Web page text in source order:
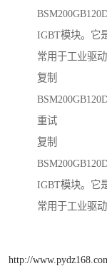
IGBT模块。它
常用于工业驱
复制
重试
复制
IGBT模块。它
常用于工业驱
http://